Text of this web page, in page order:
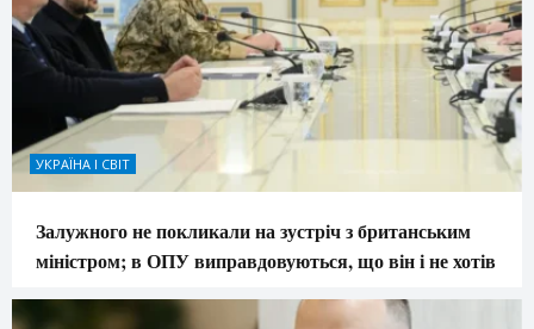
УКРАЇНА І СВІТ
Залужного не покликали на зустріч з британським
міністром; в ОПУ виправдовуються, що він і не хотів